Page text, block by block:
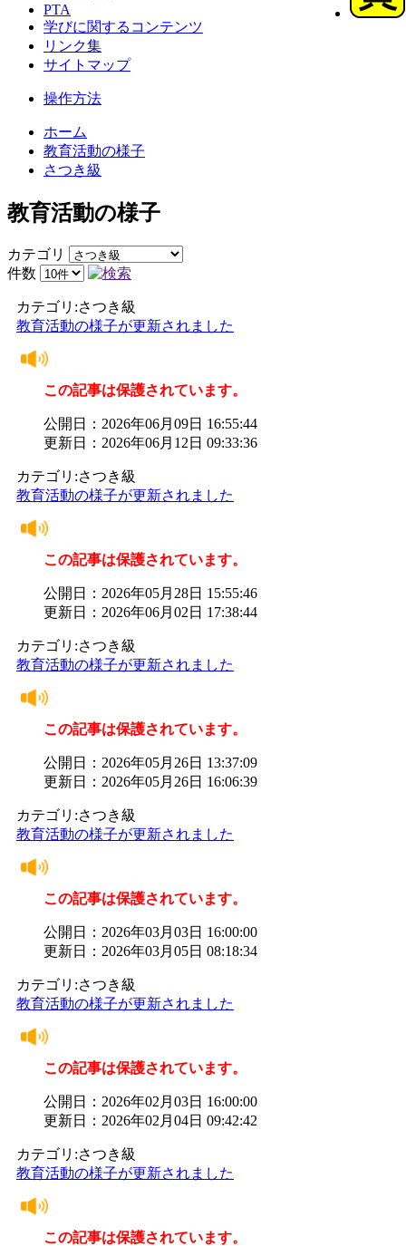
PTA
学びに関するコンテンツ
リンク集
サイトマップ
操作方法
ホーム
教育活動の様子
さつき級
教育活動の様子
カテゴリ
件数
カテゴリ:さつき級
教育活動の様子が更新されました
この記事は保護されています。
公開日：2026年06月09日 16:55:44
更新日：2026年06月12日 09:33:36
カテゴリ:さつき級
教育活動の様子が更新されました
この記事は保護されています。
公開日：2026年05月28日 15:55:46
更新日：2026年06月02日 17:38:44
カテゴリ:さつき級
教育活動の様子が更新されました
この記事は保護されています。
公開日：2026年05月26日 13:37:09
更新日：2026年05月26日 16:06:39
カテゴリ:さつき級
教育活動の様子が更新されました
この記事は保護されています。
公開日：2026年03月03日 16:00:00
更新日：2026年03月05日 08:18:34
カテゴリ:さつき級
教育活動の様子が更新されました
この記事は保護されています。
公開日：2026年02月03日 16:00:00
更新日：2026年02月04日 09:42:42
カテゴリ:さつき級
教育活動の様子が更新されました
この記事は保護されています。